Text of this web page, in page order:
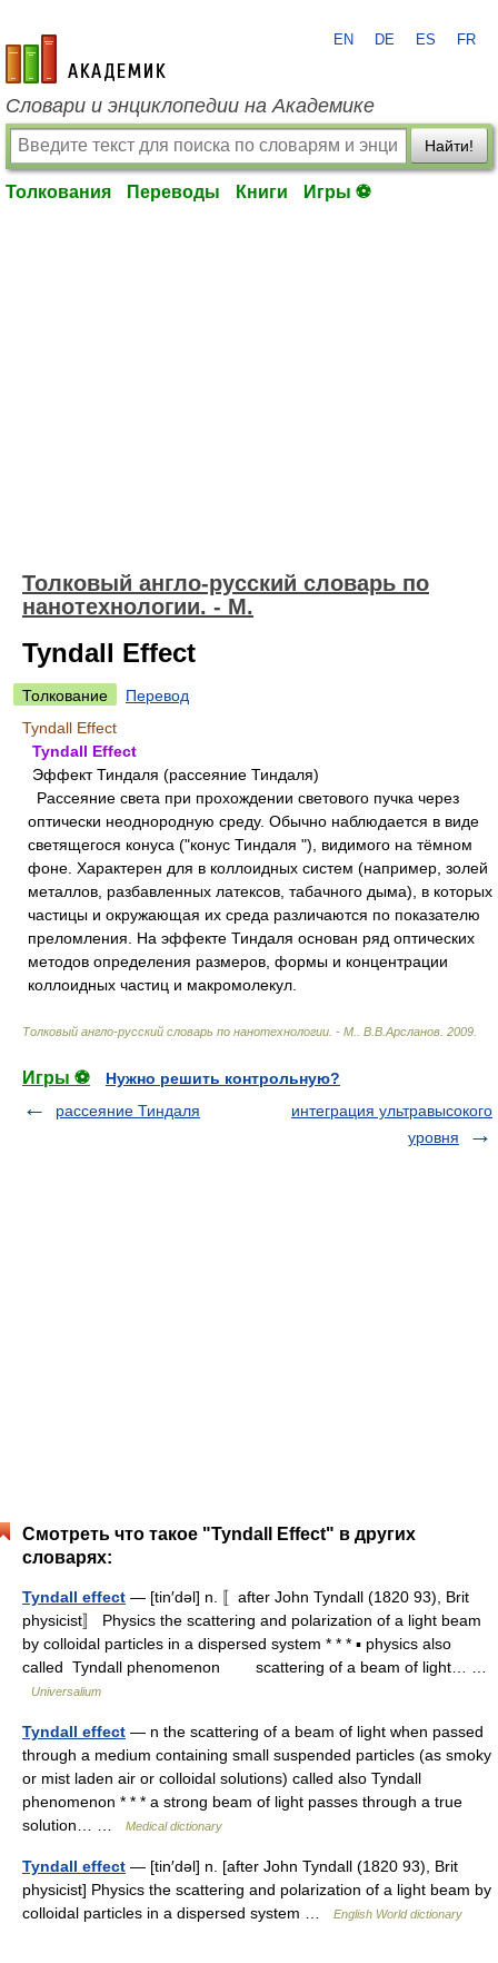
academic.ru
EN DE ES FR
Словари и энциклопедии на Академике
Найти!
Толкования Переводы Книги Игры ⚽
Толковый англо-русский словарь по
нанотехнологии. - М.
Tyndall Effect
Толкование
Перевод
Tyndall Effect
Tyndall Effect
Эффект Тиндаля (рассеяние Тиндаля)
Рассеяние света при прохождении светового пучка через
оптически неоднородную среду. Обычно наблюдается в виде
светящегося конуса ("конус Тиндаля "), видимого на тёмном
фоне. Характерен для в коллоидных систем (например, золей
металлов, разбавленных латексов, табачного дыма), в которых
частицы и окружающая их среда различаются по показателю
преломления. На эффекте Тиндаля основан ряд оптических
методов определения размеров, формы и концентрации
коллоидных частиц и макромолекул.
Толковый англо-русский словарь по нанотехнологии. - М. В.В.Арсланов 2009
Игры ⚽
Нужно решить контрольную?
рассеяние Тиндаля
интеграция ультравысокого
уровня
Смотреть что такое "Tyndall Effect" в других
словарях:
Tyndall effect — [tin′dəl] n. 〚after John Tyndall (1820 93), Brit
physicist〛 Physics the scattering and polarization of a light beam
by colloidal particles in a dispersed system * * * ▪ physics also
called Tyndall phenomenon scattering of a beam of light… …
Universalium
Tyndall effect — n the scattering of a beam of light when passed
through a medium containing small suspended particles (as smoky
or mist laden air or colloidal solutions) called also Tyndall
phenomenon * * * a strong beam of light passes through a true
solution… …
Medical dictionary
Tyndall effect — [tin′dəl] n. [after John Tyndall (1820 93), Brit
physicist] Physics the scattering and polarization of a light beam by
colloidal particles in a dispersed system …
English World dictionary